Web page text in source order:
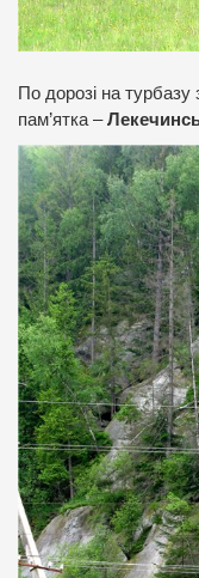
По дорозі на турбазу
пам’ятка –